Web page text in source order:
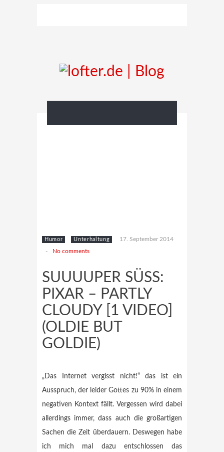
Humor Unterhaltung
17. September 2014
-
No comments
SUUUUPER SÜSS: P
IXAR – PARTLY C
LOUDY [1 VIDEO] (
OLDIE BUT G
OLDIE)
„Das Internet vergisst nicht!“ das ist ein
Ausspruch, der leider Gottes zu 90% in einem
negativen Kontext fällt. Vergessen wird dabei
allerdings immer, dass auch die großartigen
Sachen die Zeit überdauern. Deswegen habe
ich mich mal dazu entschlossen das